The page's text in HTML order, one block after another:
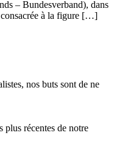
– Bundesverband), dans
consacrée à la figure […]
nos buts sont de ne
plus récentes de notre